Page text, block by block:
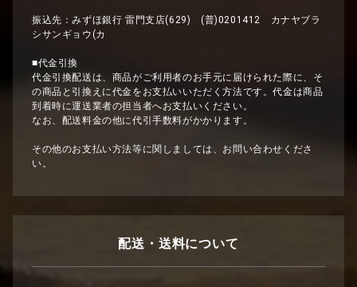
振込先：みずほ銀行 雷門支店(629) (普)0201412 カナヤブラ
シサンギョウ(カ
■代金引換
代金引換配送は、商品がご利用者のお手元に届けられた際に、そ
の商品と引換えに代金をお支払いいただく方法です。代金は商品
到着時に運送業者の担当者へお支払いください。
なお、配送料金の他に代引手数料がかかります。
その他のお支払い方法等に関しましては、お問い合わせくださ
い。
配送・送料について